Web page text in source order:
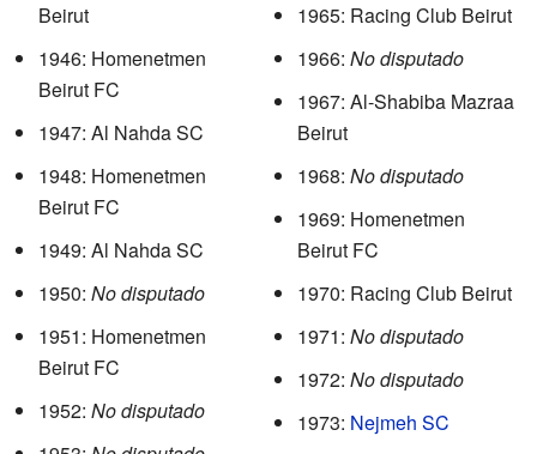
Beirut
1946: Homenetmen
Beirut FC
1947: Al Nahda SC
1948: Homenetmen
Beirut FC
1949: Al Nahda SC
1950: No disputado
1951: Homenetmen
Beirut FC
1952: No disputado
1965: Racing Club Beirut
1966: No disputado
1967: Al-Shabiba Mazraa
Beirut
1968: No disputado
1969: Homenetmen
Beirut FC
1970: Racing Club Beirut
1971: No disputado
1972: No disputado
1973: Nejmeh SC